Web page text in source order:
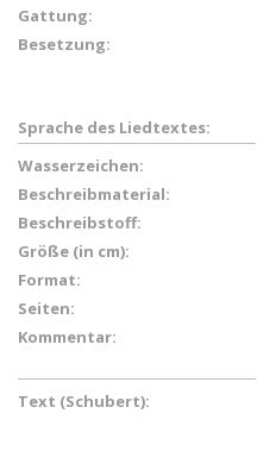
Gattung:
Besetzung:
Sprache des Liedtextes:
Wasserzeichen:
Beschreibmaterial:
Beschreibstoff:
Größe (in cm):
Format:
Seiten:
Kommentar:
Text (Schubert):